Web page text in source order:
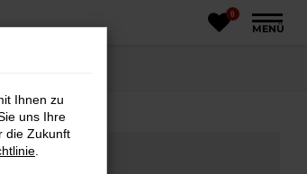
0
MENÜ
Ihnen zu
uns Ihre
die Zukunft